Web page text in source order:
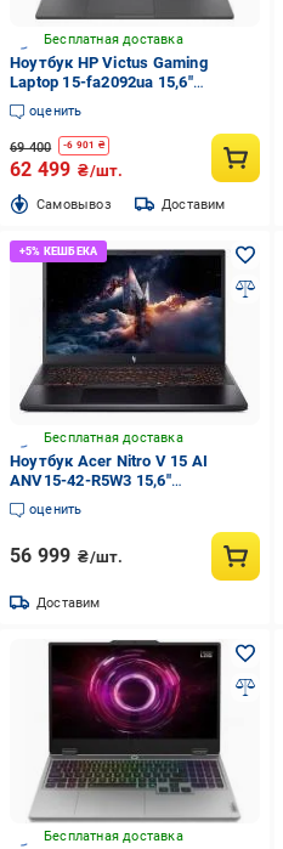
Бесплатная доставка
Ноутбук HP Victus Gaming
Laptop 15-fa2092ua 15,6"
(D3XT3EA) mica silver
оценить
69 400 -6 901 ₴
62 499 ₴/шт.
Cамовывоз Доставим
Бесплатная доставка
Ноутбук Acer Nitro V 15 AI
ANV15-42-R5W3 15,6"
(NH.U31EU.00C) obsidian black
оценить
56 999 ₴/шт.
Доставим
Бесплатная доставка